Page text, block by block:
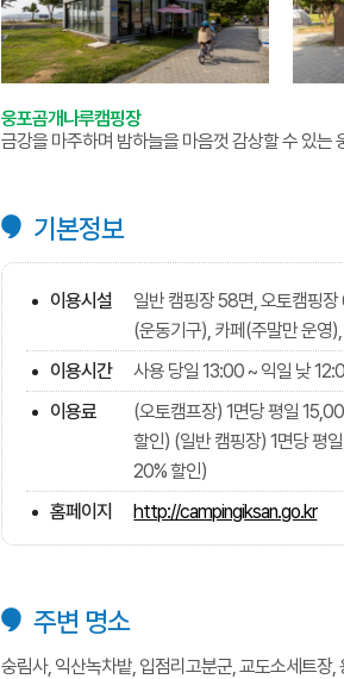
웅포곰개나루캠핑장
금강을 마주하며 밤하늘을 마음껏 감상할 수 있는
기본정보
이용시설
일반 캠핑장 58면, 오토캠핑장
(운동기구), 카페(주말만 운영
이용시간
사용 당일 13:00 ~ 익일 낮
이용료
(오토캠프장) 1면당 평일
할인) (일반 캠핑장) 1면당 평
20% 할인)
홈페이지
http://campingiksan.go.kr
주변 명소
숭림사, 익산녹차밭, 입점리고분군, 교도소세트장,